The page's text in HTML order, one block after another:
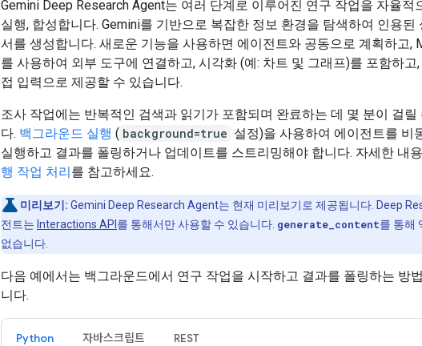
Gemini Deep Research Agent는 여러 단계로 이루어진 연구 작업을 자율적
실행, 합성합니다. Gemini를 기반으로 복잡한 정보 환경을 탐색하여 인용된
서를 생성합니다. 새로운 기능을 사용하면 에이전트와 공동으로 계획하고,
를 사용하여 외부 도구에 연결하고, 시각화 (예: 차트 및 그래프)를 포함하고
접 입력으로 제공할 수 있습니다.
조사 작업에는 반복적인 검색과 읽기가 포함되며 완료하는 데 몇 분이 걸릴
다. 백그라운드 실행 ( background=true 설정)을 사용하여 에이전트를 비
실행하고 결과를 폴링하거나 업데이트를 스트리밍해야 합니다. 자세한 내
행 작업 처리를 참고하세요.
미리보기: Gemini Deep Research Agent는 현재 미리보기로 제공됩니다. Deep
전트는 Interactions API 를 통해서만 사용할 수 있습니다. generate_content를 통해
없습니다.
다음 예에서는 백그라운드에서 연구 작업을 시작하고 결과를 폴링하는 방
니다.
Python 자바스크립트 REST